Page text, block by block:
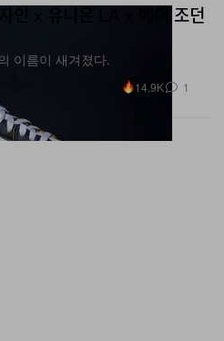
인 x 유니온 LA x 에어 조던
이름이 새겨졌다.
14.9K 1